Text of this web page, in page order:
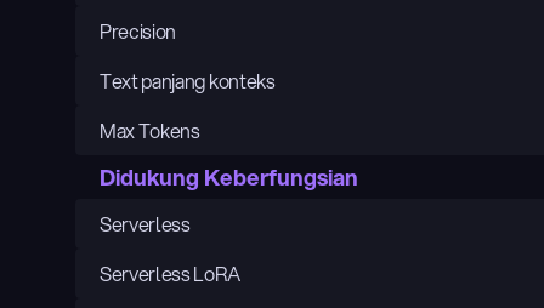
Precision
Text panjang konteks
Max Tokens
Didukung Keberfungsian
Serverless
Serverless LoRA